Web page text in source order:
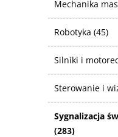
Mechanika
Robotyka (45)
Silniki i
Sterowanie i
Sygnalizacja
(283)